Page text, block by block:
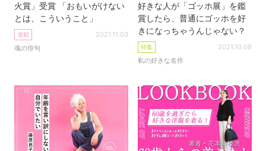
火賞」受賞 「おもいがけない
とは、こういうこと」
連載
魂の俳句
2021.11.03
好きな人が「ゴッホ展」を鑑
賞したら、普通にゴッホを好
きになっちゃうんじゃない？
特集
私の好きな名作
2021.10.08